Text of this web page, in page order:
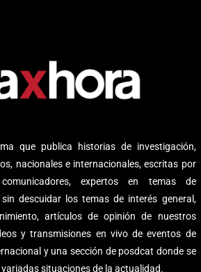
que publica historias de investigación,
nacionales e internacionales, escritas por
comunicadores, expertos en temas de
descuidar los temas de interés general,
artículos de opinión de nuestros
y transmisiones en vivo de eventos de
y una sección de posdcat donde se
situaciones de la actualidad.